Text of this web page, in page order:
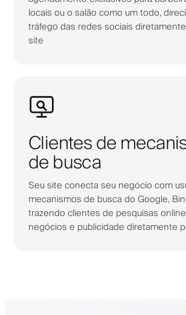
locais ou o salão como um todo,
tráfego das redes sociais
site
Clientes de
de busca
Seu site conecta seu negócio com
mecanismos de busca do Google,
trazendo clientes de pesquisas
negócios e publicidade diretamente